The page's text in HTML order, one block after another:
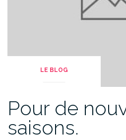
LE BLOG
Pour de
saisons.